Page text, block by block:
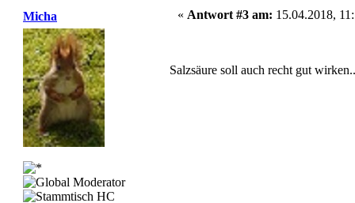
Micha
« Antwort #3 am: 15.04.2018,
Salzsäure soll auch recht gut